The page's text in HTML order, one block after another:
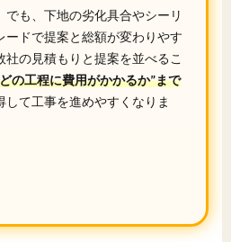
も、下地の劣化具合やシーリ
ードで提案と総額が変わりやす
社の見積もりと提案を並べるこ
の工程に費用がかかるか”まで
して工事を進めやすくなりま